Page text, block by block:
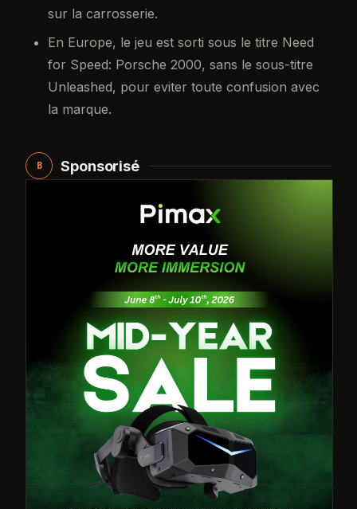
sur la carrosserie.
En Europe, le jeu est sorti sous le titre Need
for Speed: Porsche 2000, sans le sous-titre
Unleashed, pour eviter toute confusion avec
la marque.
B Sponsorisé